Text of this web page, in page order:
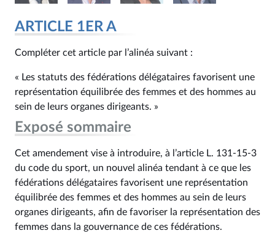
ARTICLE 1ER A
Compléter cet article par l’alinéa suivant :
« Les statuts des fédérations délégataires favorisent une
représentation équilibrée des femmes et des hommes au
sein de leurs organes dirigeants. »
Exposé sommaire
Cet amendement vise à introduire, à l’article L. 131‑15‑3
du code du sport, un nouvel alinéa tendant à ce que les
fédérations délégataires favorisent une représentation
équilibrée des femmes et des hommes au sein de leurs
organes dirigeants, afin de favoriser la représentation des
femmes dans la gouvernance de ces fédérations.